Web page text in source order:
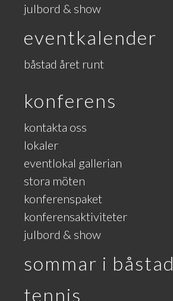
julbord & show
eventkalender
båstad året runt
konferens
kontakta oss
lokaler
eventlokal gallerian
stora möten
konferenspaket
konferensaktiviteter
julbord & show
sommar i båstad
tennis